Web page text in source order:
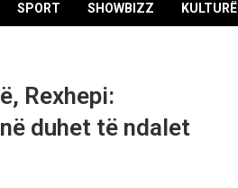
SPORT SHOWBIZZ KULTURË
Rexhepi:
duhet të ndalet